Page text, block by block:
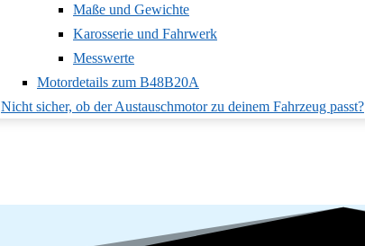
Maße und Gewichte
Karosserie und Fahrwerk
Messwerte
Motordetails zum B48B20A
Nicht sicher, ob der Austauschmotor zu deinem Fahrzeug passt?